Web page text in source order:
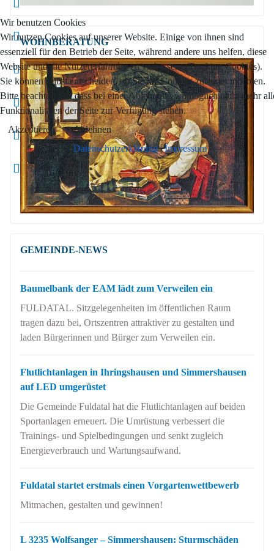
WOHNBERATUNG
GEMEINDE-NEWS
Baumelbank der EAM lädt zum Verweilen ein
FULDATAL. Sitzgelegenheiten im öffentlichen Raum
tragen dazu bei, Ortszentren attraktiver zu gestalten und
laden Bürgerinnen und Bürger zum Verweilen ein.
Flutlichtanlagen in Ihringshausen und Simmershausen
auf LED umgerüstet
Die Gemeinde Fuldatal hat die Flutlichtanlagen auf beiden
Sportanlagen erneuert. Die Umrüstung verbessert die
Trainings- und Spielbedingungen und senkt zugleich
Energieverbrauch und Wartungsaufwand.
Fuldatal startet erstmals einen Vorgartenwettbewerb
Mitmachen, gestalten und gewinnen!
L 3235 Wolfsanger – Simmershausen: Sturmschäden
Wir benutzen Cookies
Wir nutzen Cookies auf unserer Website. Einige von ihnen sind
essenziell für den Betrieb der Seite, während andere uns helfen, diese
Website und die Nutzererfahrung zu verbessern (Tracking Cookies).
Sie können selbst entscheiden, ob Sie die Cookies zulassen möchten.
Bitte beachten Sie, dass bei einer Ablehnung womöglich nicht mehr
Funktionalitäten der Seite zur Verfügung stehen.
Akzeptieren
Ablehnen
Datenschutzerklärung|Impressum